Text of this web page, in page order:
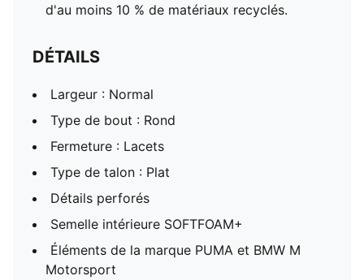
d'au moins 10 % de matériaux recyclés.
DÉTAILS
Largeur : Normal
Type de bout : Rond
Fermeture : Lacets
Type de talon : Plat
Détails perforés
Semelle intérieure SOFTFOAM+
Éléments de la marque PUMA et BMW M
Motorsport